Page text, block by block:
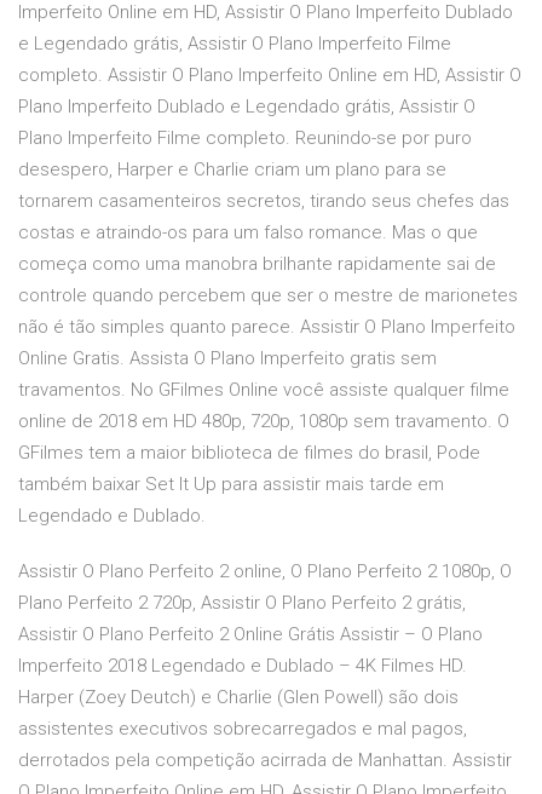
Imperfeito Online em HD, Assistir O Plano Imperfeito Dublado
e Legendado grátis, Assistir O Plano Imperfeito Filme
completo. Assistir O Plano Imperfeito Online em HD, Assistir O
Plano Imperfeito Dublado e Legendado grátis, Assistir O
Plano Imperfeito Filme completo. Reunindo-se por puro
desespero, Harper e Charlie criam um plano para se
tornarem casamenteiros secretos, tirando seus chefes das
costas e atraindo-os para um falso romance. Mas o que
começa como uma manobra brilhante rapidamente sai de
controle quando percebem que ser o mestre de marionetes
não é tão simples quanto parece. Assistir O Plano Imperfeito
Online Gratis. Assista O Plano Imperfeito gratis sem
travamentos. No GFilmes Online você assiste qualquer filme
online de 2018 em HD 480p, 720p, 1080p sem travamento. O
GFilmes tem a maior biblioteca de filmes do brasil, Pode
também baixar Set It Up para assistir mais tarde em
Legendado e Dublado.
Assistir O Plano Perfeito 2 online, O Plano Perfeito 2 1080p, O
Plano Perfeito 2 720p, Assistir O Plano Perfeito 2 grátis,
Assistir O Plano Perfeito 2 Online Grátis Assistir – O Plano
Imperfeito 2018 Legendado e Dublado – 4K Filmes HD.
Harper (Zoey Deutch) e Charlie (Glen Powell) são dois
assistentes executivos sobrecarregados e mal pagos,
derrotados pela competição acirrada de Manhattan. Assistir